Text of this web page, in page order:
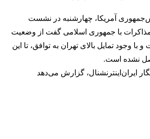
آمریکا، چهارشنبه در نشست
مذاکرات با جمهوری اسلامی گفت از وضعیت
وجود تمایل بالای تهران به توافق، تا این
نشده است.
ایران‌اینترنشنال، گزارش می‌دهد